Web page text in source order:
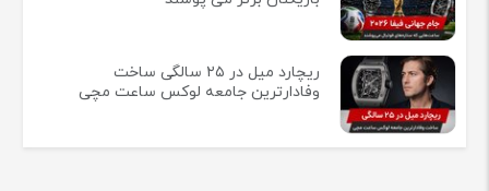
ریچارد میل در ۲۵ سالگی ساخت
وفادارترین جامعه لوکس ساعت مچی